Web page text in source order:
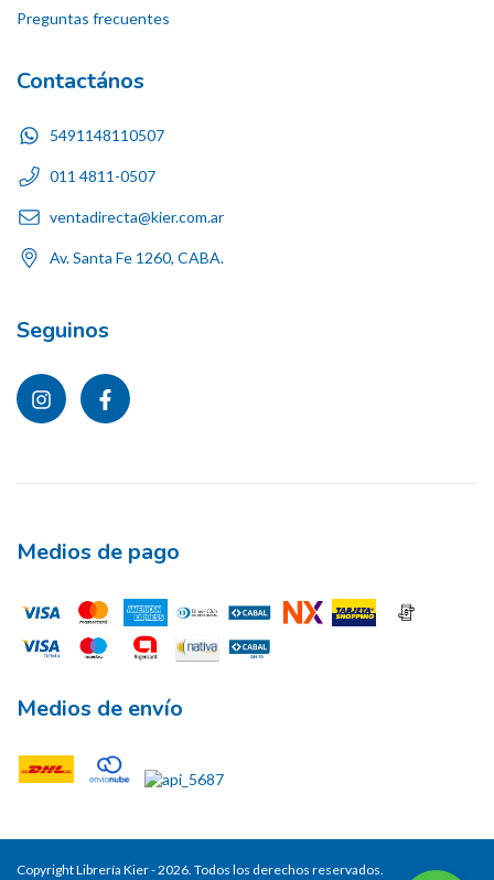
Preguntas frecuentes
Contactános
5491148110507
011 4811-0507
ventadirecta@kier.com.ar
Av. Santa Fe 1260, CABA.
Seguinos
Medios de pago
Medios de envío
Copyright Librería Kier - 2026. Todos los derechos reservados.